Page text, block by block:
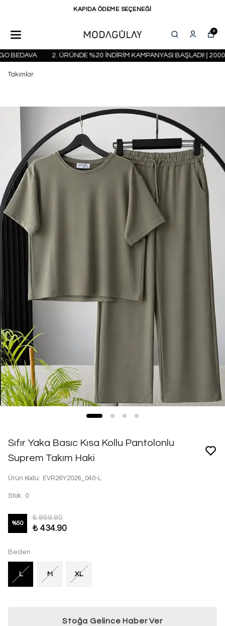
KAPIDA ÖDEME SEÇENEĞİ
0
2. ÜRÜNDE %20 İNDİRİM KAMPANYASI BAŞLADI! | 2000
Takımlar
Sıfır Yaka Basıc Kısa Kollu Pantolonlu
Suprem Takım Haki
Ürün Kodu: EVR26Y2026_040-L
Stok: 0
%50
₺ 869.80
₺ 434.90
Beden
L M XL
Stoğa Gelince Haber Ver